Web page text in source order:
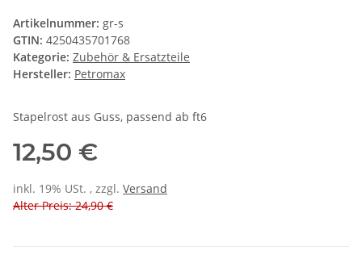
Artikelnummer: gr-s
GTIN: 4250435701768
Kategorie: Zubehör & Ersatzteile
Hersteller: Petromax
Stapelrost aus Guss, passend ab ft6
12,50 €
inkl. 19% USt. , zzgl. Versand
Alter Preis: 24,90 €